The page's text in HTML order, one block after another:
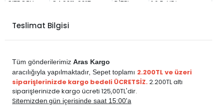
CITROEN
C4 2011-2017 DİZEL
1.6 E-HDi
Teslimat Bilgisi
Tüm gönderilerimiz Aras Kargo
aracılığıyla yapılmaktadır, Sepet toplamı 2.200TL ve üzeri
siparişlerinizde kargo bedeli ÜCRETSİZ.2.200TL altı
siparişlerinizde kargo ücreti 125,00TL'dir.
Sitemizden gün içerisinde saat 15:00'a